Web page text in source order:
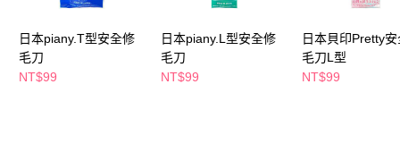
購買商品的店家。未經商家同意取消之訂單仍視為有效，需透過AFTEE先享
※ 交易是否成功請以「AFTEE先享後付 」之結帳頁面顯示為準，若有關於
是否繳費成功／繳費後需取消欲退款等相關疑問，請聯繫「AFTEE先享後付
客戶支援中心」
https://netprotections.freshdesk.com/support/home
每筆NT$65，滿NT$490(含以上)免運費
付款後萊爾富取貨
每筆NT$65，滿NT$490(含以上)免運費
日本piany.T型安全修
毛刀
NT$99
日本piany.L型安全修
毛刀
NT$99
日本貝印Pretty
毛刀L型
NT$99